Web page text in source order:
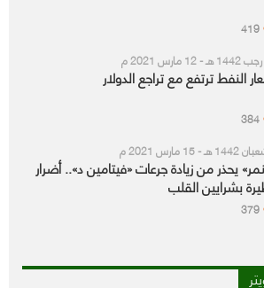
419
النفط ترتفع مع تراجع الدولار
384
يحذر من زيادة جرعات «فيتامين د».. أضرار
بشرايين القلب
379